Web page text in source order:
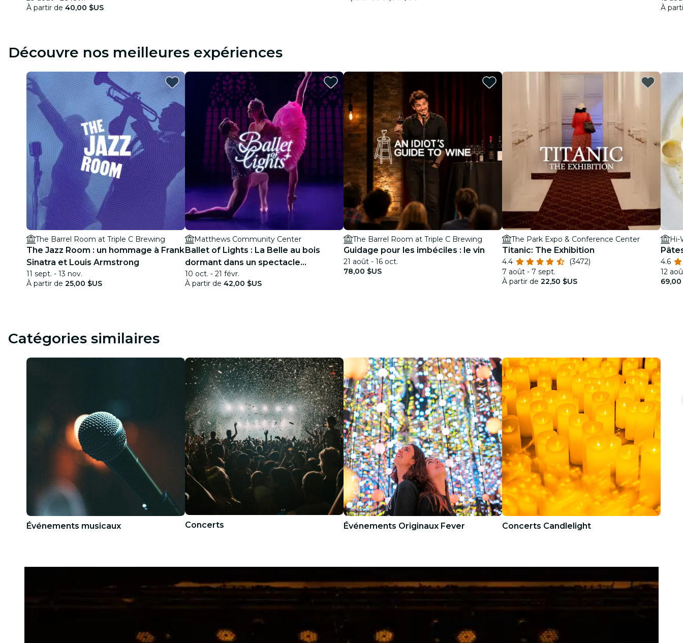
À partir de 40,00 $US
À
Découvre nos meilleures expériences
The Barrel Room at Triple C Brewing
The Jazz Room : un hommage à Frank
Sinatra et Louis Armstrong
11 sept. - 13 nov.
À partir de 25,00 $US
Matthews Community Center
Ballet of Lights : La Belle au bois
dormant dans un spectacle
étincelant
10 oct. - 21 févr.
À partir de 42,00 $US
The Barrel Room at Triple C Brewing
Guidage pour les imbéciles : le vin
21 août - 16 oct.
78,00 $US
The Park Expo & Conference Center
Titanic: The Exhibition
4.4
(3472)
7 août - 7 sept.
À partir de 22,50 $US
Hi-
4.6
12
69,00
Catégories similaires
Événements musicaux Concerts Événements Originaux Fever Concerts Candlelight